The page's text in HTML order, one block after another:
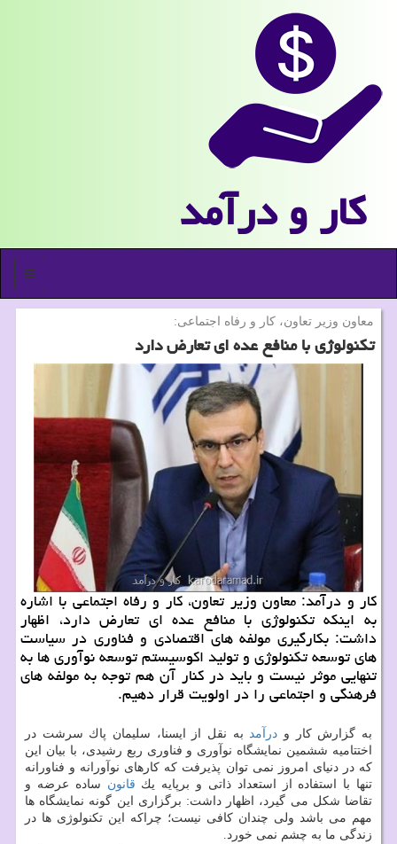
كار و درآمد
منو
معاون وزیر تعاون، كار و رفاه اجتماعی:
تكنولوژی با منافع عده ای تعارض دارد
كار و درآمد: معاون وزیر تعاون، كار و رفاه اجتماعی با اشاره
به اینكه تكنولوژی با منافع عده ای تعارض دارد، اظهار
داشت: بكارگیری مولفه های اقتصادی و فناوری در سیاست
های توسعه تكنولوژی و تولید اكوسیستم توسعه نوآوری ها به
تنهایی موثر نیست و باید در كنار آن هم توجه به مولفه های
فرهنگی و اجتماعی را در اولویت قرار دهیم.
به گزارش كار و درآمدبه نقل از ایسنا، سلیمان پاك سرشت در
اختتامیه ششمین نمایشگاه نوآوری و فناوری ربع رشیدی، با بیان این
كه در دنیای امروز نمی توان پذیرفت كه كارهای نوآورانه و فناورانه
تنها با استفاده از استعداد ذاتی و برپایه یك قانون ساده عرضه و
تقاضا شكل می گیرد، اظهار داشت: برگزاری این گونه نمایشگاه ها
مهم می باشد ولی چندان كافی نیست؛ چراكه این تكنولوژی ها در
زندگی ما به چشم نمی خورد.